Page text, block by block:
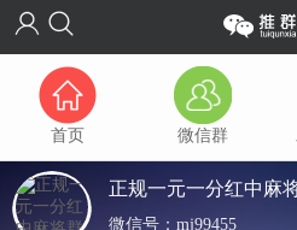
首页 微信群
正规一元一分红中麻
微信号： mj99455